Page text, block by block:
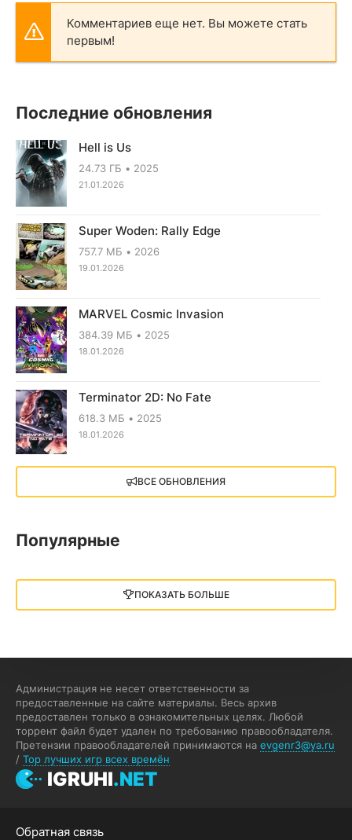
Комментариев еще нет. Вы можете стать
первым!
Последние обновления
Hell is Us
24.73 ГБ 2025
21.01.2026
Super Woden: Rally Edge
757.7 МБ 2026
19.01.2026
MARVEL Cosmic Invasion
384.39 МБ 2025
18.01.2026
Terminator 2D: No Fate
618.3 МБ 2025
18.01.2026
X4: Foundations (2018)
13.73 GB 2018
13 ГБ 2025
MAFIA: THE OLD COUNTRY
44.98 ГБ 2025
04.12.2025
5.43 ГБ
ВСЕ ОБНОВЛЕНИЯ
Популярные
ПОКАЗАТЬ БОЛЬШЕ
IGRUHI.NET
Администрация не несет ответственности за
предоставленные на сайте материалы. Весь архив
предоставлен только в ознакомительных целях. Любой
торрент файл будет удален по требованию правообладателя.
Претензии правообладателей принимаются на evgenr3@ya.ru
/ Top лучших игр всех времён
Обратная связь